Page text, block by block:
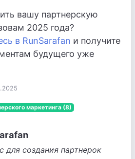
вашу партнерскую
2025 года?
в RunSarafan и получите
будущего уже
маркетинга (8)
для создания партнерок